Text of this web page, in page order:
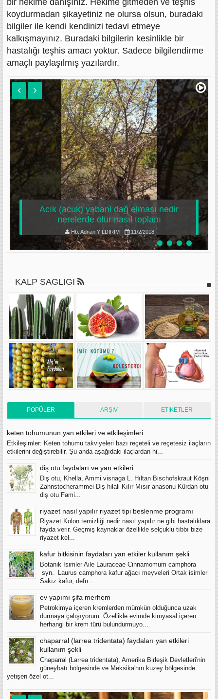
bir hekime danışınız. Hekime gitmeden ve teşhis
koydurmadan şikayetiniz ne olursa olsun, buradaki
bilgiler ile kendi kendinizi tedavi etmeye
kalkışmayınız. Buradaki bilgilerin kesinlikle bir
hastalığı teşhis amacı yoktur. Sadece bilgilendirme
amaçlı paylaşılmış yazılardır.
Acık (acuk) yabani dağ elması nedir
nerelerde olur nasıl toplanı
Hb. Adnan YILDIRIM 11/2/2018
KALP SAGLIGI
POPÜLER ARŞIV ETIKETLER
keten tohumunun yan etkileri ve etkileşimleri
Etkileşimler: Keten tohumu takviyeleri bazı reçeteli ve reçetesiz ilaçların
etkilerini değiştirebilir. Şu anda aşağıdaki ilaçlardan hi...
diş otu faydaları ve yan etkileri
Diş otu, Khella, Ammi visnaga L. Hıltan Bischofskraut Köşni
Zahnstocherammei Diş hilali Kılır Mısır anasonu Kürdan otu
diş otu Fami...
riyazet nasıl yapılır riyazet tipi beslenme programı
Riyazet Kolon temizliği nedir nasıl yapılır ne gibi hastalıklara
fayda verir. Geçmiş kaynaklar özellikle selçuklu tıbbı bize
riyazet kel...
kafur bitkisinin faydaları yan etkiler kullanım şekli
Botanik İsimler Aile Lauraceae Cinnamomum camphora
syn. Laurus camphora kafur ağacı meyveleri Ortak isimler
Sakız kafur, defn...
ev yapımı şifa merhem
Petrokimya içeren kremlerden mümkün olduğunca uzak
durmaya çalışıyorum. Özellikle evimde kimyasal içeren
herhangi bir krem türü bulundurmuyo...
chaparral (larrea tridentata) faydaları yan etkileri
kullanım şekli
Chaparral (Larrea tridentata), Amerika Birleşik Devletleri'nin
güneybatı bölgesinde ve Meksika'nın kuzey bölgesinde
yetişen özel ot...